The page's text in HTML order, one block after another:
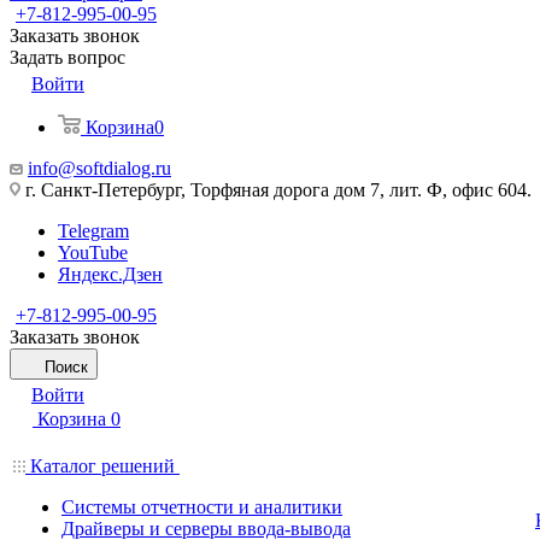
+7-812-995-00-95
Заказать звонок
Задать вопрос
Войти
Корзина0
info@softdialog.ru
г. Санкт-Петербург, Торфяная дорога дом 7, лит. Ф, офис 604.
Telegram
YouTube
Яндекс.Дзен
+7-812-995-00-95
Заказать звонок
Поиск
Войти
Корзина 0
Каталог решений
Системы отчетности и аналитики
Драйверы и серверы ввода-вывода